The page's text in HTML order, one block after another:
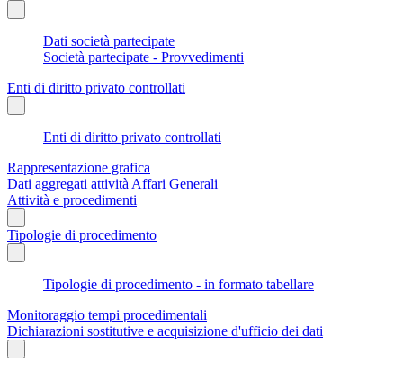
Dati società partecipate
Società partecipate - Provvedimenti
Enti di diritto privato controllati
Enti di diritto privato controllati
Rappresentazione grafica
Dati aggregati attività Affari Generali
Attività e procedimenti
Tipologie di procedimento
Tipologie di procedimento - in formato tabellare
Monitoraggio tempi procedimentali
Dichiarazioni sostitutive e acquisizione d'ufficio dei dati